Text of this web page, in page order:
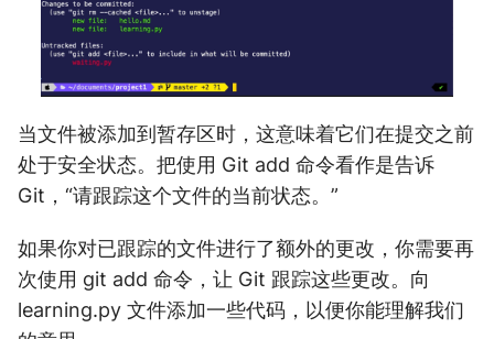
当文件被添加到暂存区时，这意味着它们在提交之前
处于安全状态。把使用 Git add 命令看作是告诉
Git，“请跟踪这个文件的当前状态。”
如果你对已跟踪的文件进行了额外的更改，你需要再
次使用 git add 命令，让 Git 跟踪这些更改。向
learning.py 文件添加一些代码，以便你能理解我们